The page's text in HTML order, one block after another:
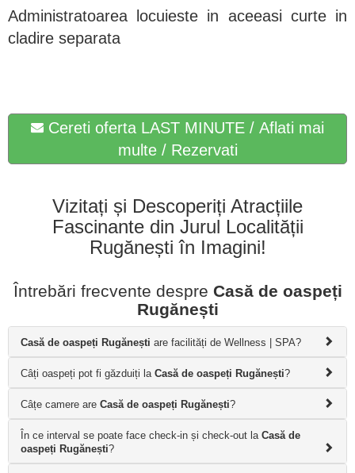
Administratoarea locuieste in aceeasi curte in
cladire separata
Cereti oferta LAST MINUTE / Aflati mai
multe / Rezervati
Vizitați și Descoperiți Atracțiile
Fascinante din Jurul Localității
Rugănești în Imagini!
Întrebări frecvente despre Casă de oaspeți
Rugănești
Casă de oaspeți Rugănești are facilități de Wellness | SPA?
Câți oaspeți pot fi găzduiți la Casă de oaspeți Rugănești?
Câțe camere are Casă de oaspeți Rugănești?
În ce interval se poate face check-in și check-out la Casă de
oaspeți Rugănești?